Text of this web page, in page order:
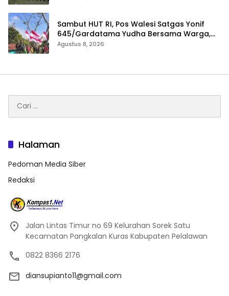
Sambut HUT RI, Pos Walesi Satgas Yonif
645/Gardatama Yudha Bersama Warga,
Kibarkan Merah Putih di Bukit Walesi
Agustus 8, 2026
untuk:
Halaman
Pedoman Media Siber
Redaksi
Jalan Lintas Timur no 69 Kelurahan Sorek Satu
Kecamatan Pangkalan Kuras Kabupaten Pelalawan
0822 8366 2176
diansupianto11@gmail.com